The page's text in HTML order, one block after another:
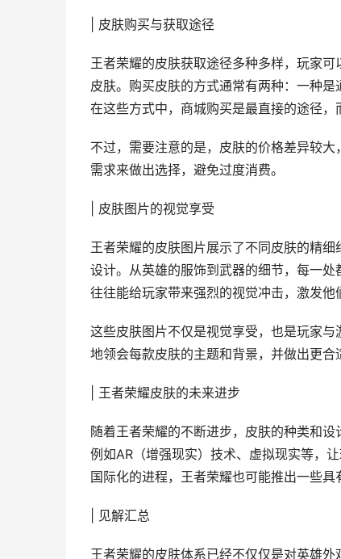
| 皮肤购买与获取途径
王者荣耀的皮肤获取途径多种多样，玩家
皮肤。购买皮肤的方式通常有两种：一种是
在这些方式中，商城购买是最直接的途径，
不过，需要注意的是，皮肤的价格差异较
需求来做出选择，避免过度消费。
| 皮肤图片的视觉享受
王者荣耀的皮肤图片展示了不同皮肤的精
设计。从英雄的服饰到武器的细节，每一
往往能给玩家带来强烈的视觉冲击，激发他
这些皮肤图片不仅是视觉享受，也是玩家
地领会每款皮肤的主题和背景，并做出更合
| 王者荣耀皮肤的未来进步
随着王者荣耀的不断进步，皮肤的种类和
例如AR（增强现实）技术、虚拟现实等，
国际化的进程，王者荣耀也可能推出一些具
| 见解汇总
王者荣耀的皮肤体系已经不仅仅是对英雄